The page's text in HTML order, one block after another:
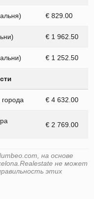
€ 829.00
€ 1 962.50
€ 1 252.50
€ 4 632.00
€ 2 769.00
на основе
не может
этих